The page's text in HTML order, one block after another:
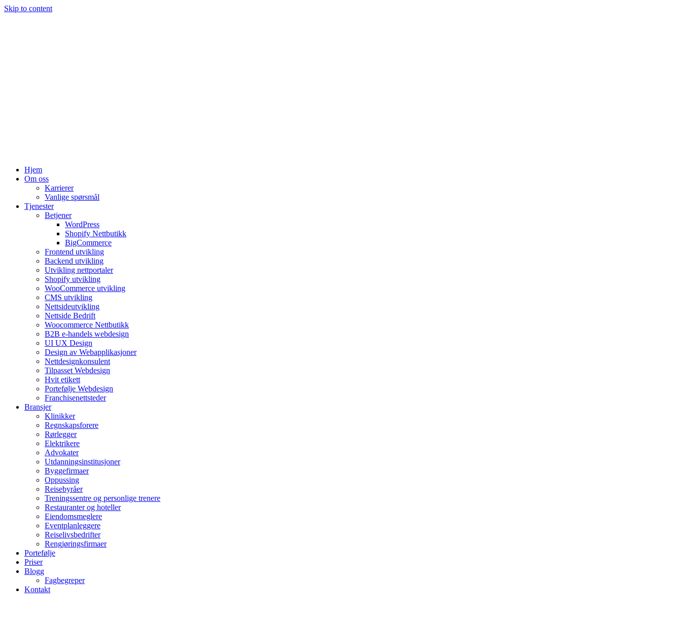
Skip to content
Hjem
Om oss
Karrierer
Vanlige spørsmål
Tjenester
Betjener
WordPress
Shopify Nettbutikk
BigCommerce
Frontend utvikling
Backend utvikling
Utvikling nettportaler
Shopify utvikling
WooCommerce utvikling
CMS utvikling
Nettsideutvikling
Nettside Bedrift
Woocommerce Nettbutikk
B2B e-handels webdesign
UI UX Design
Design av Webapplikasjoner
Nettdesignkonsulent
Tilpasset Webdesign
Hvit etikett
Portefølje Webdesign
Franchisenettsteder
Bransjer
Klinikker
Regnskapsforere
Rørlegger
Elektrikere
Advokater
Utdanningsinstitusjoner
Byggefirmaer
Oppussing
Reisebyråer
Treningssentre og personlige trenere
Restauranter og hoteller
Eiendomsmeglere
Eventplanleggere
Reiselivsbedrifter
Rengjøringsfirmaer
Portefølje
Priser
Blogg
Fagbegreper
Kontakt